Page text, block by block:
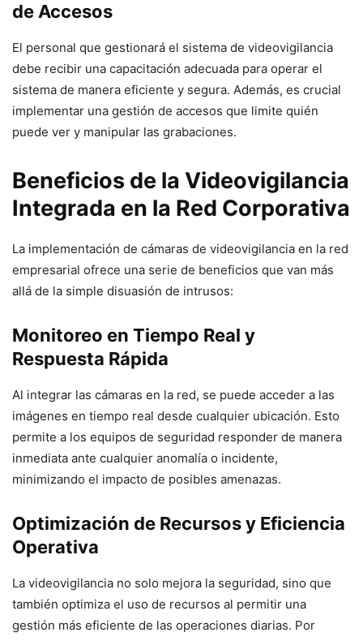
de Accesos
El personal que gestionará el sistema de videovigilancia
debe recibir una capacitación adecuada para operar el
sistema de manera eficiente y segura. Además, es crucial
implementar una gestión de accesos que limite quién
puede ver y manipular las grabaciones.
Beneficios de la Videovigilancia
Integrada en la Red Corporativa
La implementación de cámaras de videovigilancia en la red
empresarial ofrece una serie de beneficios que van más
allá de la simple disuasión de intrusos:
Monitoreo en Tiempo Real y
Respuesta Rápida
Al integrar las cámaras en la red, se puede acceder a las
imágenes en tiempo real desde cualquier ubicación. Esto
permite a los equipos de seguridad responder de manera
inmediata ante cualquier anomalía o incidente,
minimizando el impacto de posibles amenazas.
Optimización de Recursos y Eficiencia
Operativa
La videovigilancia no solo mejora la seguridad, sino que
también optimiza el uso de recursos al permitir una
gestión más eficiente de las operaciones diarias. Por